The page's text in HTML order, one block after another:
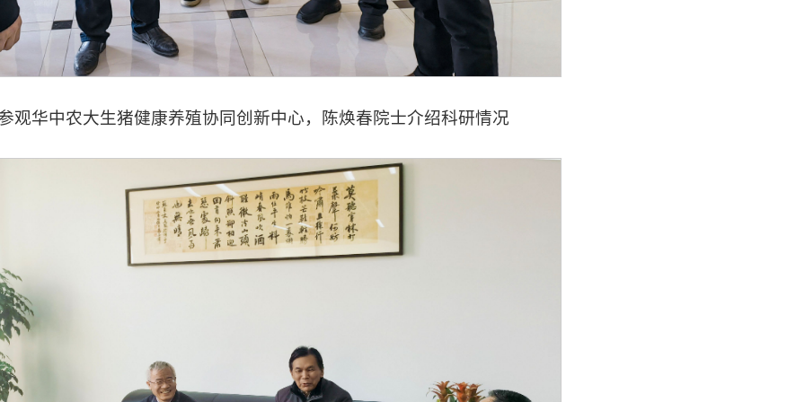
观华中农大生猪健康养殖协同创新中心，陈焕春院士介绍科研情况